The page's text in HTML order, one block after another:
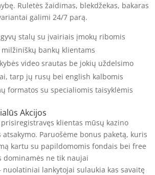
Ruletės žaidimas, blekdžekas, bakaras
galimi 24/7 parą.
stalų su įvairiais įmokų ribomis
milžiniškų bankų klientams
video srautas be jokių uždelsimo
tarp jų rusų bei english kalbomis
formatos su specialiomis taisyklėmis
Akcijos
klientas mūsų kazino
Paruošėme bonus paketą, kuris
kartu su papildomomis fondais bei free
dominamės ne tik naujai
nuolatiniai lankytojai sulaukia kas savaitę